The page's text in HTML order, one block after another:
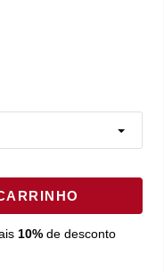
10%de desconto